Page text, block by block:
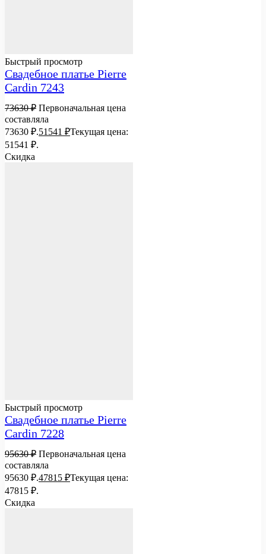
Быстрый просмотр
Свадебное платье Pierre
Cardin 7243
73630₽ Первоначальная цена
составляла
73630 ₽.51541 ₽Текущая цена:
51541 ₽.
Скидка
Быстрый просмотр
Свадебное платье Pierre
Cardin 7228
95630₽ Первоначальная цена
составляла
95630 ₽.47815 ₽Текущая цена:
47815 ₽.
Скидка